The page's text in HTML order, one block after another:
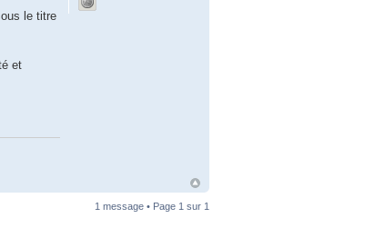
le titre
et
1 message • Page 1 sur 1